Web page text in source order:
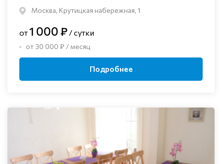
Москва, Крутицкая набережная, 1
от1 000 ₽ / сутки
от 30 000 ₽ / месяц
Подробнее